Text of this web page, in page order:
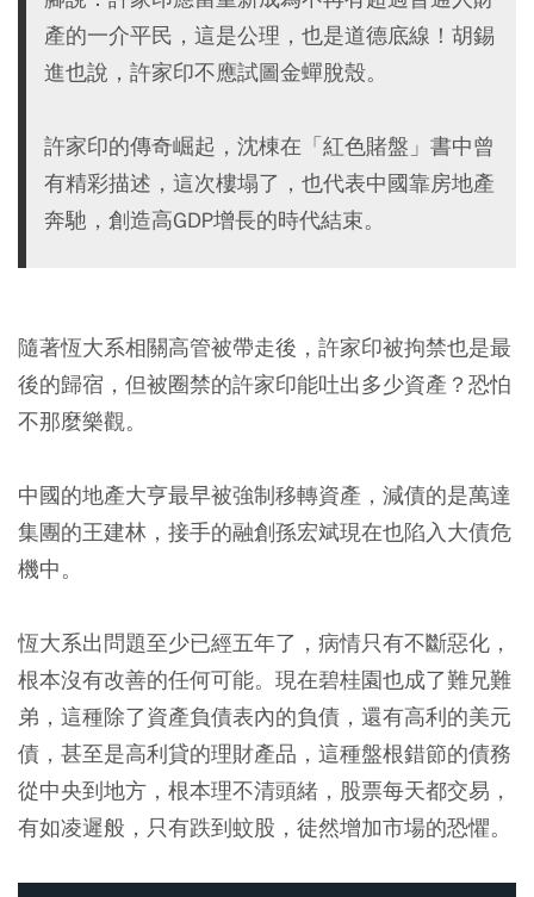
產的一介平民，這是公理，也是道德底線！胡錫
進也說，許家印不應試圖金蟬脫殼。
許家印的傳奇崛起，沈棟在「紅色賭盤」書中曾
有精彩描述，這次樓塌了，也代表中國靠房地產
奔馳，創造高GDP增長的時代結束。
隨著恆大系相關高管被帶走後，許家印被拘禁也是最
後的歸宿，但被圈禁的許家印能吐出多少資產？恐怕
不那麼樂觀。
中國的地產大亨最早被強制移轉資產，減債的是萬達
集團的王建林，接手的融創孫宏斌現在也陷入大債危
機中。
恆大系出問題至少已經五年了，病情只有不斷惡化，
根本沒有改善的任何可能。現在碧桂園也成了難兄難
弟，這種除了資產負債表內的負債，還有高利的美元
債，甚至是高利貸的理財產品，這種盤根錯節的債務
從中央到地方，根本理不清頭緒，股票每天都交易，
有如凌遲般，只有跌到蚊股，徒然增加市場的恐懼。